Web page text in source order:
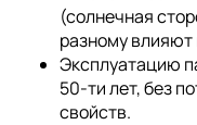
(солнечная
разному
Эксплуатацию
50-ти лет, без
свойств.